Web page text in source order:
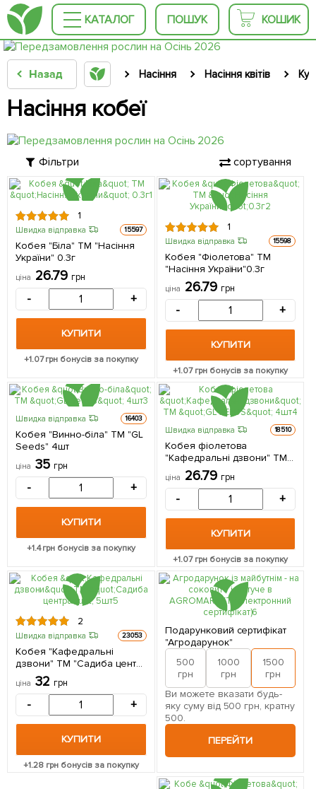
КАТАЛОГ ПОШУК КОШИК
Назад Насіння Насіння квітів
Насіння кобеї
Фільтри сортування
1
Швидка відправка 15597
Кобея "Біла" ТМ "Насіння
України" 0.3г
ціна 26.79 грн
- +
КУПИТИ
+1.07грн бонусів за покупку
1
Швидка відправка 15598
Кобея "Фіолетова" ТМ
"Насіння України"0.3г
ціна 26.79 грн
- +
КУПИТИ
+1.07грн бонусів за покупку
Швидка відправка 16403
Кобея "Винно-біла" ТМ "GL
Seeds" 4шт
ціна 35 грн
- +
КУПИТИ
+1.4грн бонусів за покупку
Швидка відправка 18510
Кобея фіолетова
"Кафедральні дзвони" ТМ
"GL SEEDS" 4шт
ціна 26.79 грн
- +
КУПИТИ
+1.07грн бонусів за покупку
2
Швидка відправка 23053
Кобея "Кафедральні
дзвони" ТМ "Садиба центр"
ціна 32 грн
- +
КУПИТИ
+1.28 грн бонусів за покупку
Подарунковий сертифікат
"Агродарунок"
500
грн
1000
грн
1500
грн
Ви можете вказати будь-
яку суму від 500 грн, кратну
500.
ПЕРЕЙТИ